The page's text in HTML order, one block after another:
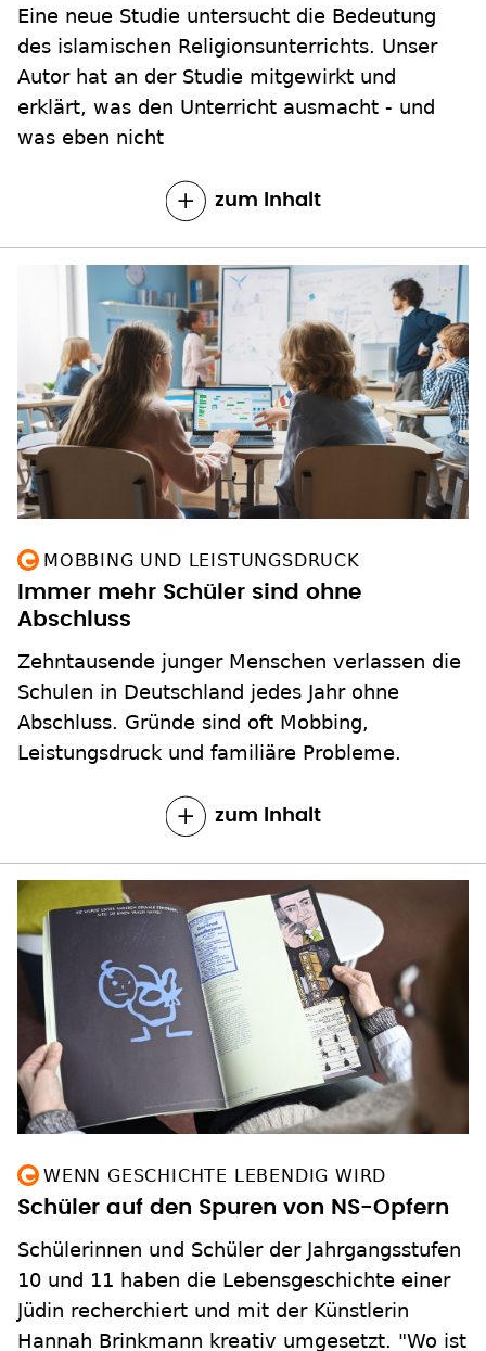
Eine neue Studie untersucht die Bedeutung
des islamischen Religionsunterrichts. Unser
Autor hat an der Studie mitgewirkt und
erklärt, was den Unterricht ausmacht - und
was eben nicht
zum Inhalt
MOBBING UND LEISTUNGSDRUCK
Immer mehr Schüler sind ohne
Abschluss
Zehntausende junger Menschen verlassen die
Schulen in Deutschland jedes Jahr ohne
Abschluss. Gründe sind oft Mobbing,
Leistungsdruck und familiäre Probleme.
zum Inhalt
WENN GESCHICHTE LEBENDIG WIRD
Schüler auf den Spuren von NS-Opfern
Schülerinnen und Schüler der Jahrgangsstufen
10 und 11 haben die Lebensgeschichte einer
Jüdin recherchiert und mit der Künstlerin
Hannah Brinkmann kreativ umgesetzt. "Wo ist